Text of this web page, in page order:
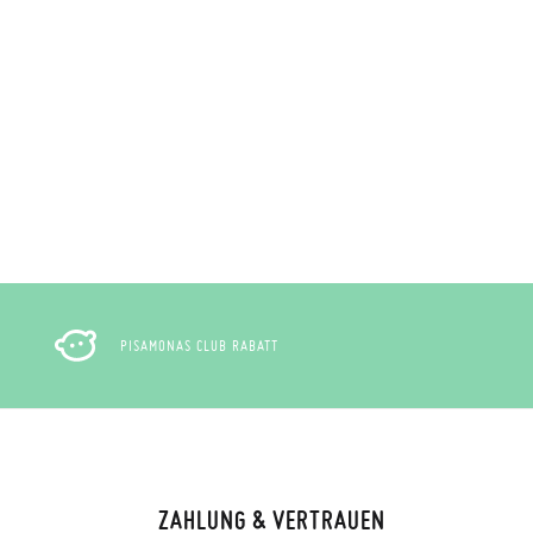
Sie ganz einfach eine kostenlose
PISAMONAS CLUB RABATT
ZAHLUNG & VERTRAUEN